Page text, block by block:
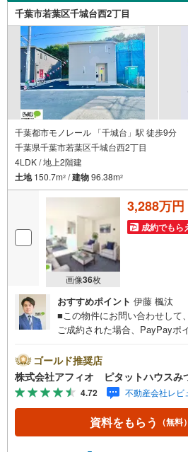
千葉市若葉区千城台西2丁目
千葉都市モノレール 「千城台」駅 徒歩9分
千葉県千葉市若葉区千城台西2丁目
4LDK / 地上2階建
土地150.7m2 /建物96.38m2
画像36枚
3,288万円
成約でもら
おすすめポイント 伊藤 楓汰
■この物件にお問い合わせして
ご成約された場合、PayPay
中‥365日ご案内いつでも大歓
城台」駅徒歩9分と通勤・通学
内とお子様の通学安心周辺環境
部屋数豊富でゆったり暮らせる
に強い家■リビング全体を見
さなお子様のいるご家庭に嬉
ゴールド推奨店
株式会社アフィオ ピタットハウスみ
4.72 不動産会社レビ
資料をもらう （無料）